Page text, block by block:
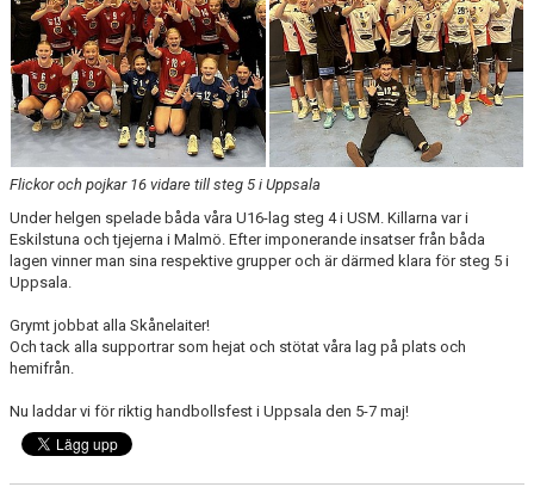
KONTAKT LAG
DOMARE/FUNKTIONÄRER
DOKUMENT
LÄNKAR
KORTPLANSSPELEN
Flickor och pojkar 16 vidare till steg 5 i Uppsala
Under helgen spelade båda våra U16-lag steg 4 i USM. Killarna var i
Eskilstuna och tjejerna i Malmö. Efter imponerande insatser från båda
lagen vinner man sina respektive grupper och är därmed klara för steg 5 i
Uppsala.
Grymt jobbat alla Skånelaiter!
Och tack alla supportrar som hejat och stötat våra lag på plats och
hemifrån.
Nu laddar vi för riktig handbollsfest i Uppsala den 5-7 maj!